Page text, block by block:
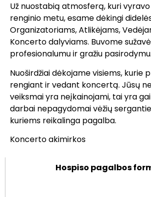
Už nuostabią atmosferą, kuri
renginio metu, esame dėkingi
Organizatoriams, Atlikėjams,
Koncerto dalyviams. Buvome
profesionalumu ir gražiu pasirodymu.
Nuoširdžiai dėkojame visiems, kurie
rengiant ir vedant koncertą. Jūsų
veiksmai yra neįkainojami, tai yra
darbai nepagydomai vėžių
kuriems reikalinga pagalba.
Koncerto akimirkos
Hospiso pagalbos